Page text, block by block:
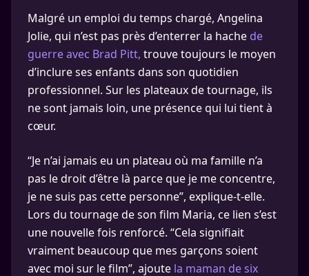
Malgré un emploi du temps chargé, Angelina
Jolie, qui n’est pas près d’enterrer la hache de
guerre avec Brad Pitt, trouve toujours le moyen
d’inclure ses enfants dans son quotidien
professionnel. Sur les plateaux de tournage, ils
ne sont jamais loin, une présence qui lui tient à
cœur.
“Je n’ai jamais eu un plateau où ma famille n’a
pas le droit d’être là parce que je me concentre,
je ne suis pas cette personne”, explique-t-elle.
Lors du tournage de son film Maria, ce lien s’est
une nouvelle fois renforcé. “Cela signifiait
vraiment beaucoup que mes garçons soient
avec moi sur le film”, ajoute la maman de six